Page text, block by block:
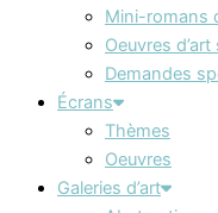
Mini-romans
Oeuvres
Demandes
Écrans
Thèmes
Oeuvres
Galeries d’art